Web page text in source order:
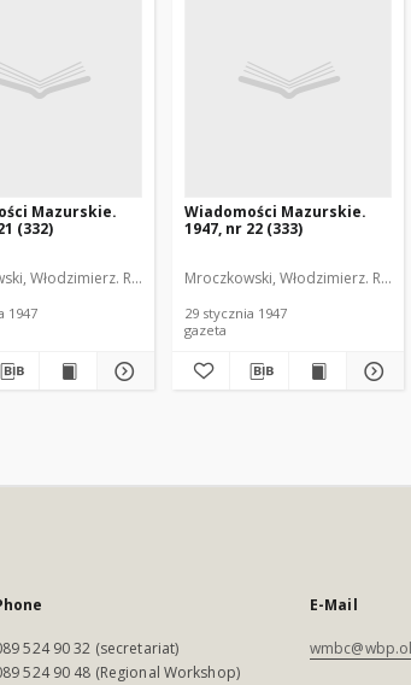
Mazurskie.
(332)
Włodzimierz. Red.
1947
Wiadomości Mazurskie.
1947, nr 22 (333)
Mroczkowski, Włodzimierz. Red.
29 stycznia 1947
gazeta
524 90 32 (secretariat)
524 90 48 (Regional Workshop)
E-Mail